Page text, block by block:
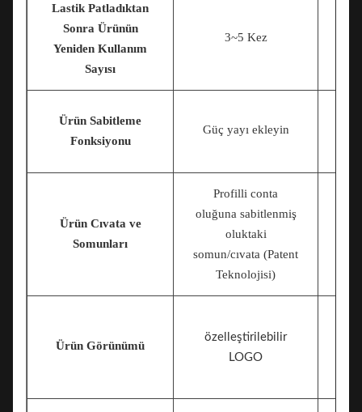
Lastik Patladıktan
Sonra Ürünün
Yeniden Kullanım
Sayısı
3~5 Kez
Ürün Sabitleme
Fonksiyonu
Güç yayı ekleyin
Ürün Cıvata ve
Somunları
Profilli conta
oluğuna sabitlenmiş
oluktaki
somun/cıvata (Patent
Teknolojisi)
Ürün Görünümü
özelleştirilebilir
LOGO